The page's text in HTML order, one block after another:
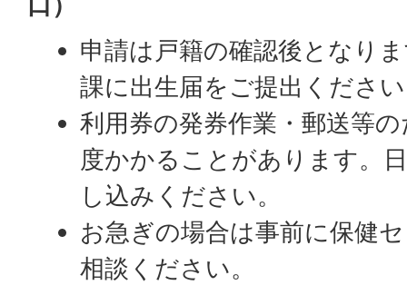
申請は戸籍の確認後となり
課に出生届をご提出くださ
利用券の発券作業・郵送等
度かかることがあります。
し込みください。
お急ぎの場合は事前に保健
相談ください。